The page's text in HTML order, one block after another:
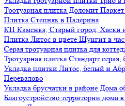
Тротуарная плитка Доломит
Плитка Степняк в Падерина
КП Каменка, Старый город, Хаски
Плитка Литос в цвете Шунгит в
Серая тротуарная плитка для
Тротуарная плитка Стандарт серая,
Укладка плитки Литос, белый и
Перевалово
Укладка брусчатки в районе Дома
Благоустройство территории